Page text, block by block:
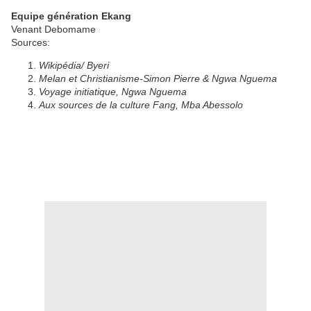
Equipe génération Ekang
Venant Debomame
Sources:
Wikipédia/ Byeri
Melan et Christianisme-Simon Pierre & Ngwa Nguema
Voyage initiatique, Ngwa Nguema
Aux sources de la culture Fang, Mba Abessolo